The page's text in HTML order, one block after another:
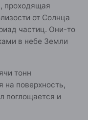
проходящая
от Солнца
частиц. Они-то
в небе Земли
тонн
на поверхность,
поглощается и